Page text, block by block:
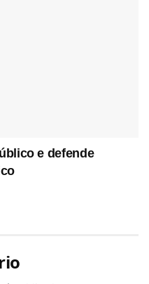
e defende